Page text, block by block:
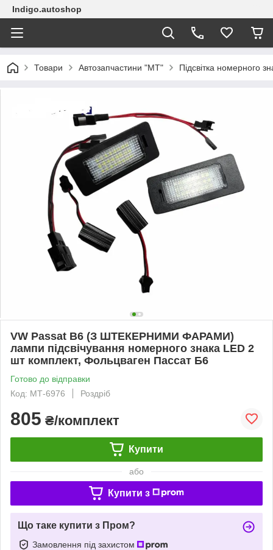
Indigo.autoshop
Товари Автозапчастини "МТ" Підсвітка номерного
VW Passat B6 (З ШТЕКЕРНИМИ ФАРАМИ)
лампи підсвічування номерного знака LED 2
шт комплект, Фольцваген Пассат Б6
Готово до відправки
Код: МТ-6976
Роздріб
805 ₴/комплект
Купити
або
Купити з
Що таке купити з Пром?
Замовлення під захистом